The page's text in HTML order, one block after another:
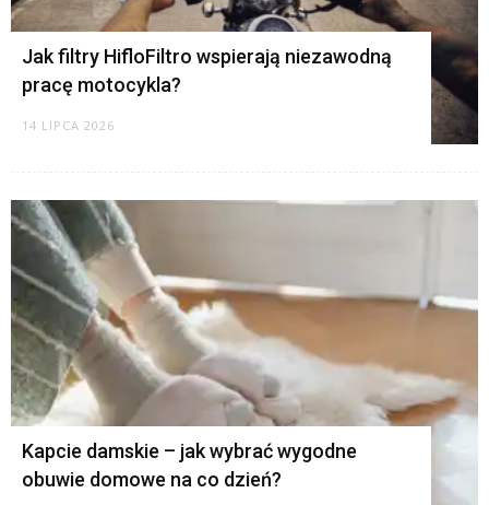
Jak filtry HifloFiltro wspierają niezawodną
pracę motocykla?
14 LIPCA 2026
Kapcie damskie – jak wybrać wygodne
obuwie domowe na co dzień?